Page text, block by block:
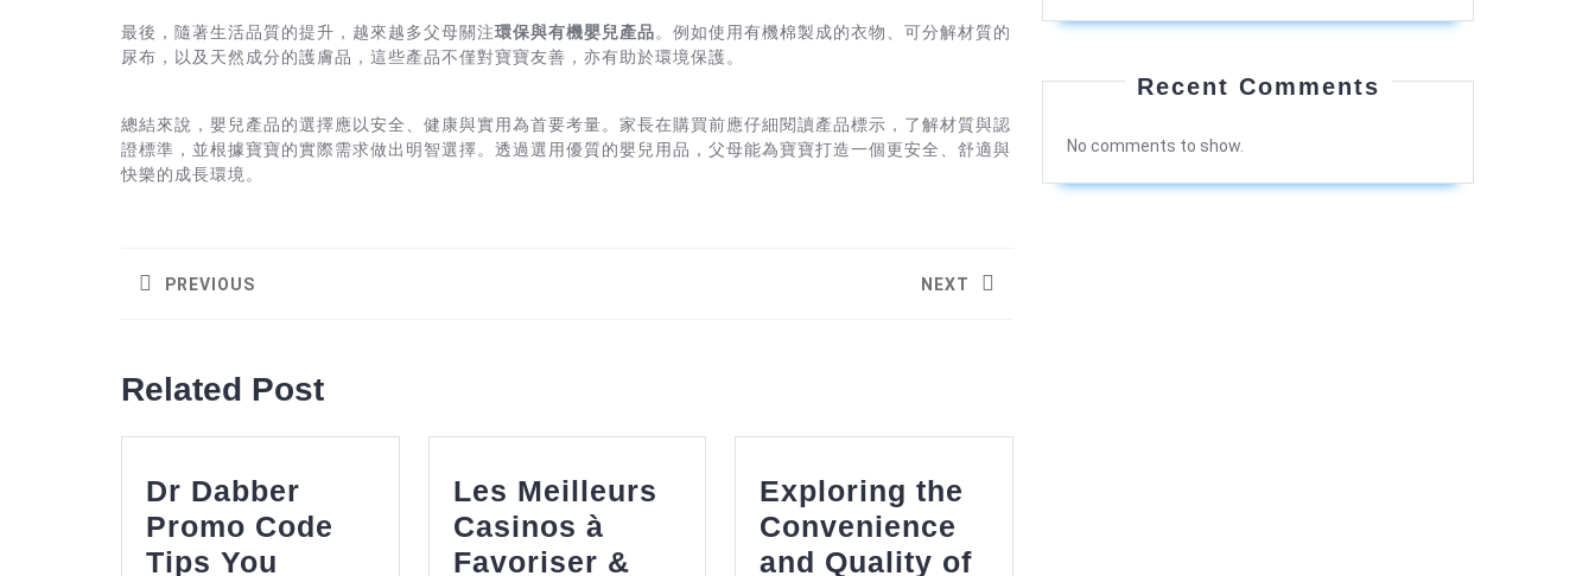
最後，隨著生活品質的提升，越來越多父母關注環保與有機嬰兒產品。例如使用有機棉製成的衣物、可分解材質的
尿布，以及天然成分的護膚品，這些產品不僅對寶寶友善，亦有助於環境保護。
總結來說，嬰兒產品的選擇應以安全、健康與實用為首要考量。家長在購買前應仔細閱讀產品標示，了解材質與認
證標準，並根據寶寶的實際需求做出明智選擇。透過選用優質的嬰兒用品，父母能為寶寶打造一個更安全、舒適與
快樂的成長環境。
navigation
PREVIOUS NEXT
Related Post
Dr Dabber
Promo Code
Tips You
Les Meilleurs
Casinos à
Favoriser &
Exploring the
Convenience
and Quality of
Recent Comments
No comments to show.